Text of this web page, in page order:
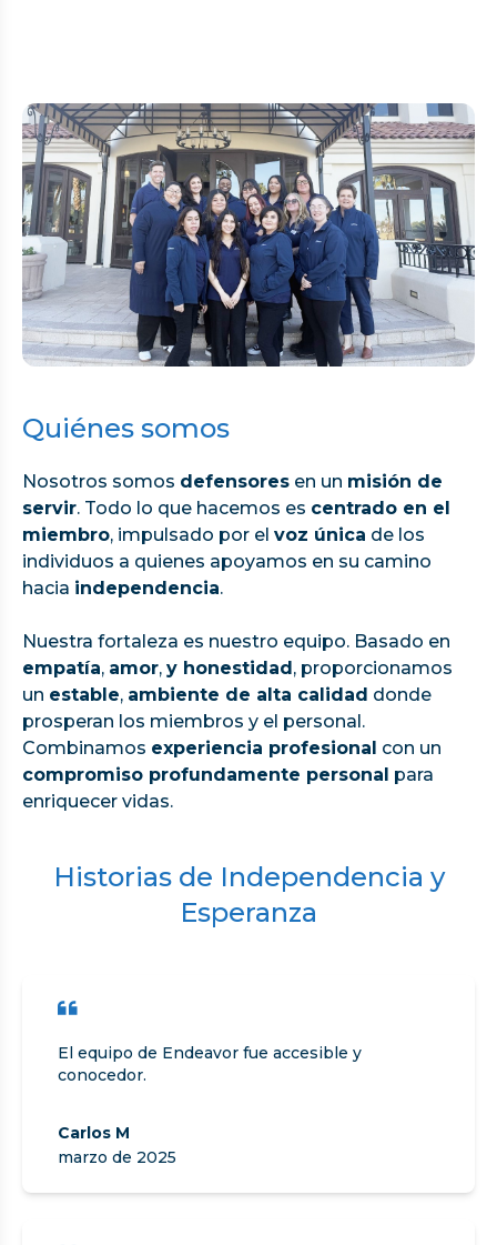
Quiénes somos
Nosotros somos defensores en un misión de
servir. Todo lo que hacemos es centrado en el
miembro, impulsado por el voz única de los
individuos a quienes apoyamos en su camino
hacia independencia.
Nuestra fortaleza es nuestro equipo. Basado en
empatía, amor, y honestidad, proporcionamos
un estable, ambiente de alta calidad donde
prosperan los miembros y el personal.
Combinamos experiencia profesional con un
compromiso profundamente personal para
enriquecer vidas.
Historias de Independencia y
Esperanza
El equipo de Endeavor fue accesible y
conocedor.
Carlos M
marzo de 2025